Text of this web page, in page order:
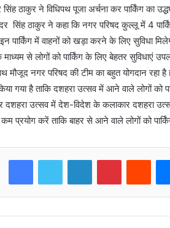
ठाकुर ने विधिपथ पूजा अर्चना कर पार्किंग का
सिंह ठाकुर ने कहा कि नगर परिषद कुल्लू में 4
इन पार्किंग में वाहनों को खड़ा करने के लिए सुविधा
से लोगों को पार्किंग के लिए बेहतर सुविधाएं
मौजूद नगर परिषद की टीम का बहुत योगदान
गया है ताकि दशहरा उत्सव में आने वाले लोगों को
दशहरा उत्सव में देश-विदेश के कलाकार दशहरा
प्रयोग करें ताकि बाहर से आने वाले लोगों को